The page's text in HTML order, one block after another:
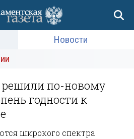
Новости
по-новому
годности к
широкого спектра